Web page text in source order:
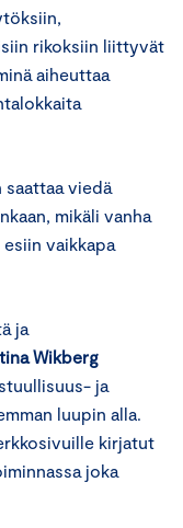
rikoksiin liittyvät
aiheuttaa
saattaa viedä
mikäli vanha
vaikkapa
ja
Wikberg
ja
luupin alla.
kirjatut
joka